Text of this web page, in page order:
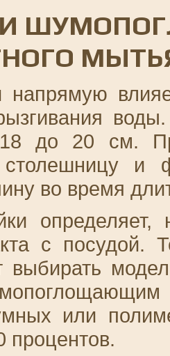
И
напрямую
18 до 20 см.
и
во время
определяет,
с посудой.
выбирать
или
процентов.